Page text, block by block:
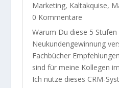
Marketing, Kaltakquise,
0 Kommentare
Warum Du diese 5
Neukundengewinnung
Fachbücher
sind für meine Kollegen
Ich nutze dieses CRM-